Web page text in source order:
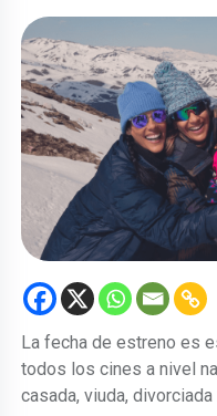
La fecha de estreno es
todos los cines a nivel
casada, viuda, divorciada